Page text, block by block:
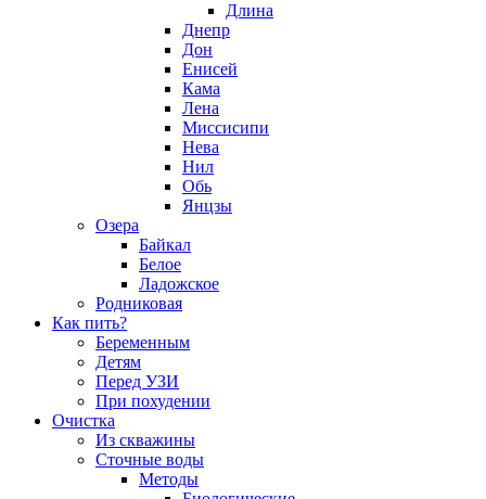
Длина
Днепр
Дон
Енисей
Кама
Лена
Миссисипи
Нева
Нил
Обь
Янцзы
Озера
Байкал
Белое
Ладожское
Родниковая
Как пить?
Беременным
Детям
Перед УЗИ
При похудении
Очистка
Из скважины
Сточные воды
Методы